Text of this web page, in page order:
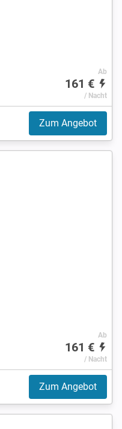
Ab
161 €
/ Nacht
Zum Angebot
Ab
161 €
/ Nacht
Zum Angebot